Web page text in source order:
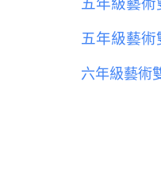
五年級藝術
五年級藝術
六年級藝術